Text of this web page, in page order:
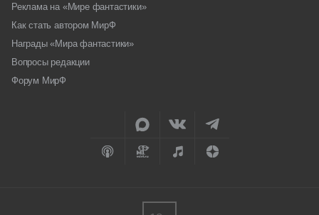
Реклама на «Мире фантастики»
Как стать автором МирФ
Награды «Мира фантастики»
Вопросы редакции
Форум МирФ